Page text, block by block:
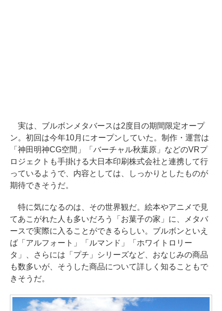
実は、ブルボンメタバースは2度目の期間限定オープ
ン。初回は今年10月にオープンしていた。制作・運営は
「神田明神CG空間」「バーチャル秋葉原」などのVRプ
ロジェクトも手掛ける大日本印刷株式会社と連携して行
っているようで、内容としては、しっかりとしたものが
期待できそうだ。
特に気になるのは、その世界観だ。絵本やアニメで見
てあこがれた人も多いだろう「お菓子の家」に、メタバ
ースで実際に入ることができるらしい。ブルボンといえ
ば「アルフォート」「ルマンド」「ホワイトロリー
タ」、さらには「プチ」シリーズなど、おなじみの商品
も数多いが、そうした商品について詳しく知ることもで
きそうだ。